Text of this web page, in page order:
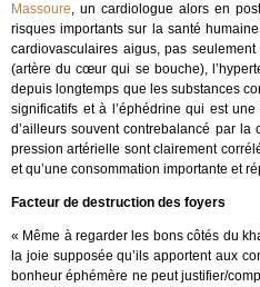
Massoure, un cardiologue alors en
risques importants sur la santé
cardiovasculaires aigus, pas
(artère du cœur qui se bouche),
depuis longtemps que les substances
significatifs et à l’éphédrine qui est
d’ailleurs souvent contrebalancé par
pression artérielle sont clairement
et qu’une consommation importante et
Facteur de destruction des foyers
« Même à regarder les bons côtés du
la joie supposée qu’ils apportent aux
bonheur éphémère ne peut justifier/